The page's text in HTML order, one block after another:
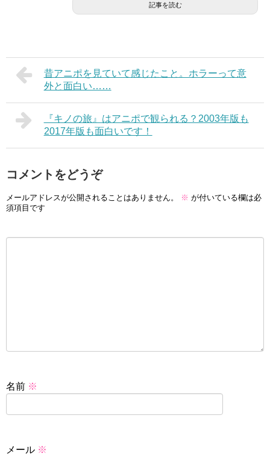
記事を読む
昔アニポを見ていて感じたこと。ホラーって意
外と面白い……
『キノの旅』はアニポで観られる？2003年版も
2017年版も面白いです！
コメントをどうぞ
メールアドレスが公開されることはありません。 ※ が付いている欄は必
須項目です
名前 ※
メール ※